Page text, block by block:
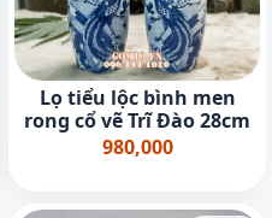
Lọ tiểu lộc bình men
rong cổ vẽ Trĩ Đào 28cm
980,000